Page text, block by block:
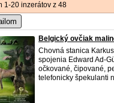
1-20 inzerátov z 48
Belgický ovčiak
Chovná stanica
spojenia Edward Ad-
očkované, čipované,
telefonicky špekulanti